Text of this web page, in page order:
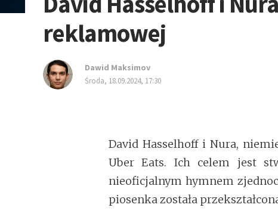
reklamowej
Dawid Maksimov
środa, 18.09.2024, 17:30
David Hasselhoff i Nura,
Uber Eats. Ich celem jest
nieoficjalnym hymnem
piosenka została